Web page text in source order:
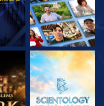
A SOROZAT
RÉSZEI